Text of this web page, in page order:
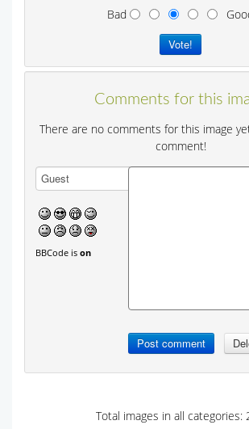
Bad
Comments for this
There are no comments for this image
comment!
BBCode ison
Total images in all categories: